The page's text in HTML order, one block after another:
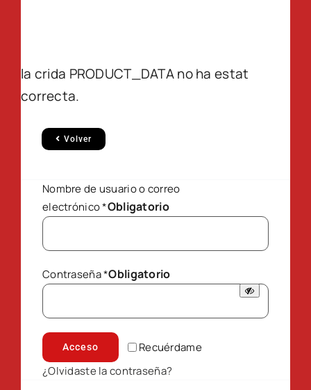
la crida PRODUCT_DATA no ha estat
correcta.
Volver
Nombre de usuario o correo
electrónico*Obligatorio
Contraseña*Obligatorio
Recuérdame
Acceso
¿Olvidaste la contraseña?